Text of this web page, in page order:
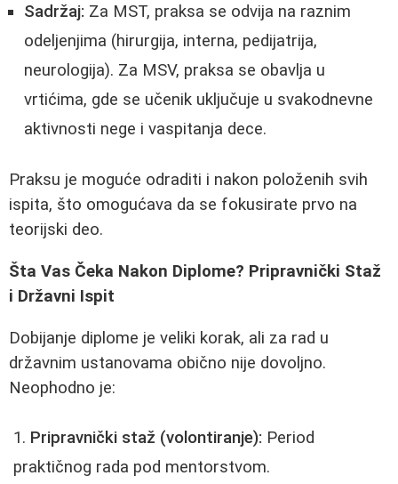
Sadržaj: Za MST, praksa se odvija na raznim
odeljenjima (hirurgija, interna, pedijatrija,
neurologija). Za MSV, praksa se obavlja u
vrtićima, gde se učenik uključuje u svakodnevne
aktivnosti nege i vaspitanja dece.
Praksu je moguće odraditi i nakon položenih svih
ispita, što omogućava da se fokusirate prvo na
teorijski deo.
Šta Vas Čeka Nakon Diplome? Pripravnički Staž
i Državni Ispit
Dobijanje diplome je veliki korak, ali za rad u
državnim ustanovama obično nije dovoljno.
Neophodno je:
Pripravnički staž (volontiranje): Period
praktičnog rada pod mentorstvom.